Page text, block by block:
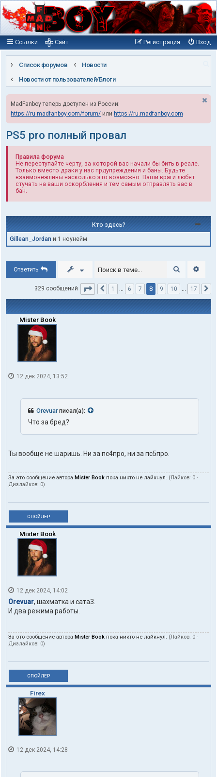
Ссылки Вход
Регистрация
Сайт
Список форумов
Новости
Новости от пользователей/Блоги
MadFanboy теперь доступен из России:
https://ru.madfanboy.com/forum/ или https://ru.madfanboy.com
PS5 pro полный провал
Правила форума
Не переступайте черту, за которой вас начали бы бить в реале.
Только вместо драки у нас прдупреждения и баны. Будьте
взаимовежливы насколько это возможно. Ваши враги любят
стучать на ваши оскорбления и тем самым отправлять вас в
бан.
Кто здесь?
Gillean_Jordan и 1 ноунейм
Ответить Поиск
329 сообщений Страница из 17
Пред.
1 … 6 7 8 9 10 … 17
Mister Book
12 дек 2024, 13:52
Orevuarписал(а):
Что за бред?
Ты вообще не шаришь. Ни за пс4про, ни за пс5про.
За это сообщение автора Mister Book пока никто не лайкнул. (Лайков: 0 ·
Дизлайков: 0)
СПОЙЛЕР
Mister Book
12 дек 2024, 14:02
Orevuar, шахматка и сата3.
И два режима работы.
За это сообщение автора Mister Book пока никто не лайкнул. (Лайков: 0 ·
Дизлайков: 0)
СПОЙЛЕР
Firex
12 дек 2024, 14:28